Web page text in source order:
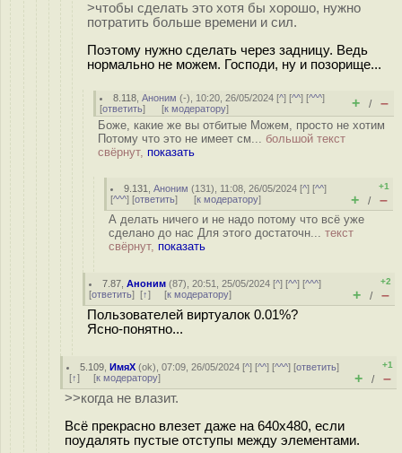
>чтобы сделать это хотя бы хорошо, нужно
потратить больше времени и сил.
Поэтому нужно сделать через задницу. Ведь
нормально не можем. Господи, ну и позорище...
8.118 ,Аноним (-), 10:20, 26/05/2024 [^] [^^] [^^^]
[ответить] [к модератору] + / –
Боже, какие же вы отбитые Можем, просто не хотим
Потому что это не имеет см... большой текст
свёрнут, показать
9.131 ,Аноним (131), 11:08, 26/05/2024 [^] [^^]
[^^^] [ответить] [к модератору]
+1
+ / –
А делать ничего и не надо потому что всё уже
сделано до нас Для этого достаточн... текст
свёрнут, показать
7.87 ,Аноним (87), 20:51, 25/05/2024 [^] [^^] [^^^]
[ответить] [↑] [к модератору]
+2
+ / –
Пользователей виртуалок 0.01%?
Ясно-понятно...
5.109 ,ИмяХ (ok), 07:09, 26/05/2024 [^] [^^] [^^^] [ответить]
[↑] [к модератору]
+1
+ / –
>>когда не влазит.
Всё прекрасно влезет даже на 640х480, если
поудалять пустые отступы между элементами.